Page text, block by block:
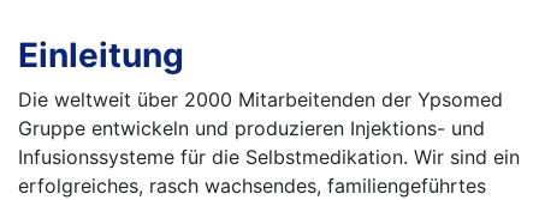
Einleitung
Die weltweit über 2000 Mitarbeitenden der Ypsomed
Gruppe entwickeln und produzieren Injektions- und
Infusionssysteme für die Selbstmedikation. Wir sind ein
erfolgreiches, rasch wachsendes, familien­geführtes